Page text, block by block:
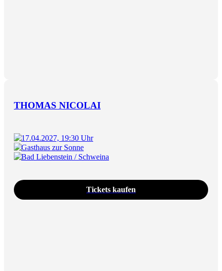
THOMAS NICOLAI
17.04.2027, 19:30 Uhr
Gasthaus zur Sonne
Bad Liebenstein / Schweina
Tickets kaufen